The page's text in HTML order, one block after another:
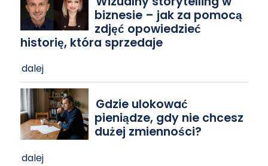
biznesie – jak za pomocą
zdjęć opowiedzieć
historię, która sprzedaje
dalej
Gdzie ulokować
pieniądze, gdy nie chcesz
dużej zmienności?
dalej